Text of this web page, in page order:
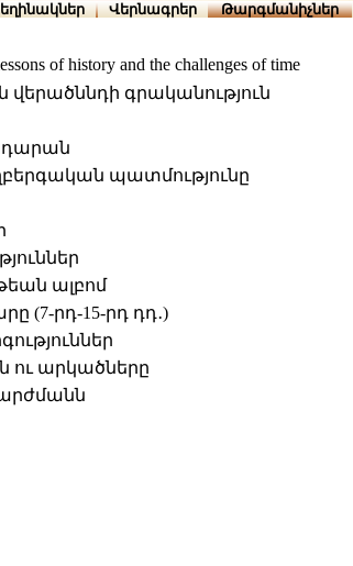
Վերնագրեր Թարգմանիչներ
of history and the challenges of time
գրականություն
պատմությունը
ալբոմ
(7-րդ-15-րդ դդ․)
ու արկածները